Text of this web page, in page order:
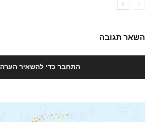
השאר תגובה
התחבר כדי להשאיר הערה